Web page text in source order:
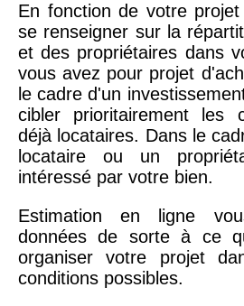
En fonction de votre
se renseigner sur la
et des propriétaires dans
vous avez pour projet
le cadre d'un
cibler prioritairement les
déjà locataires. Dans le
locataire ou un
intéressé par votre bien.
Estimation en ligne
données de sorte à ce
organiser votre projet
conditions possibles.